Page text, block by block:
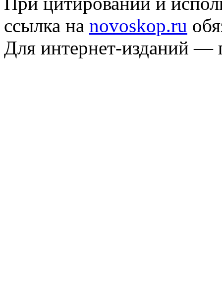
ссылка на novoskop.ru
Для интернет-изданий —